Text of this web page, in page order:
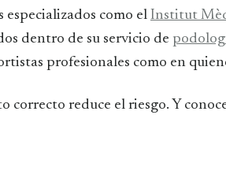
especializados como el Institut
dentro de su servicio de
profesionales como en
correcto reduce el riesgo. Y